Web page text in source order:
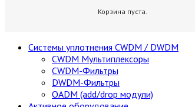
Корзина пуста.
Cистемы уплотнения CWDM / DWDM
CWDM Мультиплексоры
CWDM-Фильтры
DWDM-Фильтры
OADM (add/drop модули)